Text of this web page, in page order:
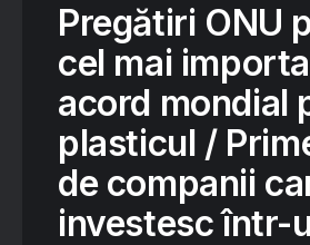
Pregătiri ONU
cel mai
acord mondial
plasticul /
de companii
investesc într-